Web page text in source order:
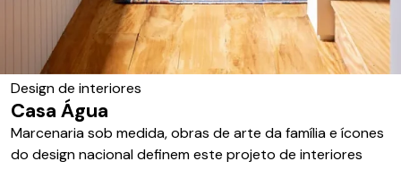
Design de interiores
Casa Água
Marcenaria sob medida, obras de arte da família e ícones
do design nacional definem este projeto de interiores